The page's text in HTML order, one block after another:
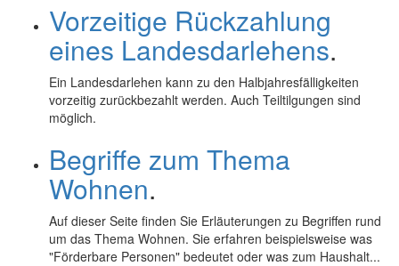
Vorzeitige Rückzahlung
eines Landesdarlehens.
Ein Landesdarlehen kann zu den Halbjahresfälligkeiten
vorzeitig zurückbezahlt werden. Auch Teiltilgungen sind
möglich.
Begriffe zum Thema
Wohnen.
Auf dieser Seite finden Sie Erläuterungen zu Begriffen rund
um das Thema Wohnen. Sie erfahren beispielsweise was
"Förderbare Personen" bedeutet oder was zum Haushalt...